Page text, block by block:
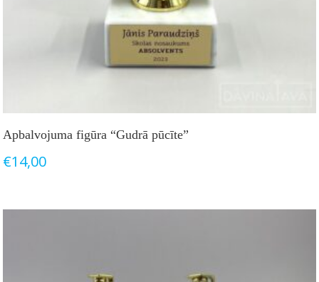
Apbalvojuma figūra “Gudrā pūcīte”
€14,00